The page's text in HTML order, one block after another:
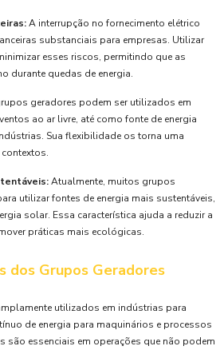
A interrupção no fornecimento elétrico
substanciais para empresas. Utilizar
esses riscos, permitindo que as
durante quedas de energia.
geradores podem ser utilizados em
ao ar livre, até como fonte de energia
Sua flexibilidade os torna uma
Atualmente, muitos grupos
utilizar fontes de energia mais sustentáveis,
solar. Essa característica ajuda a reduzir a
práticas mais ecológicas.
dos Grupos Geradores
utilizados em indústrias para
de energia para maquinários e processos
são essenciais em operações que não podem